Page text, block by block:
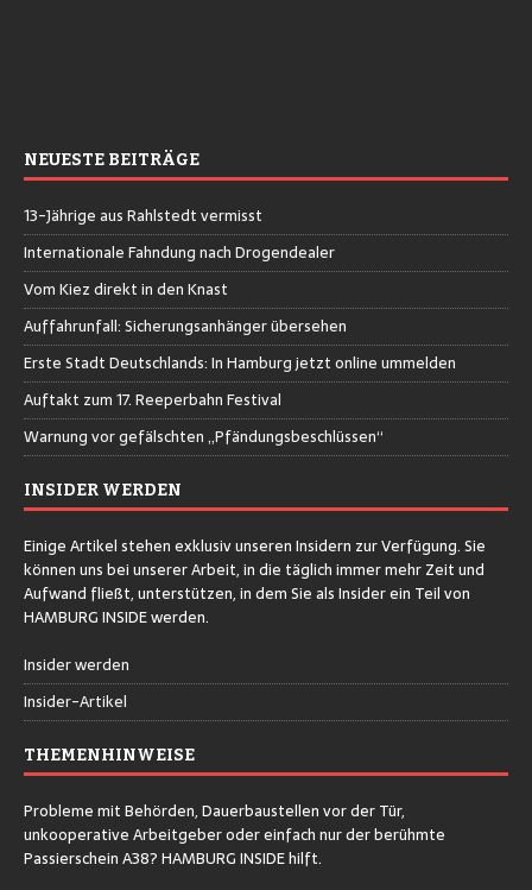
NEUESTE BEITRÄGE
13-Jährige aus Rahlstedt vermisst
Internationale Fahndung nach Drogendealer
Vom Kiez direkt in den Knast
Auffahrunfall: Sicherungsanhänger übersehen
Erste Stadt Deutschlands: In Hamburg jetzt online ummelden
Auftakt zum 17. Reeperbahn Festival
Warnung vor gefälschten „Pfändungsbeschlüssen“
INSIDER WERDEN
Einige Artikel stehen exklusiv unseren Insidern zur Verfügung. Sie
können uns bei unserer Arbeit, in die täglich immer mehr Zeit und
Aufwand fließt, unterstützen, in dem Sie als Insider ein Teil von
HAMBURG INSIDE werden.
Insider werden
Insider-Artikel
THEMENHINWEISE
Probleme mit Behörden, Dauerbaustellen vor der Tür,
unkooperative Arbeitgeber oder einfach nur der berühmte
Passierschein A38? HAMBURG INSIDE hilft.